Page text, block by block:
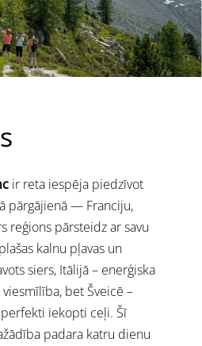
ir reta iespēja piedzīvot
pārgājienā — Franciju,
reģions pārsteidz ar savu
kalnu pļavas un
siers, Itālijā – enerģiska
bet Šveicē –
iekopti ceļi. Šī
padara katru dienu